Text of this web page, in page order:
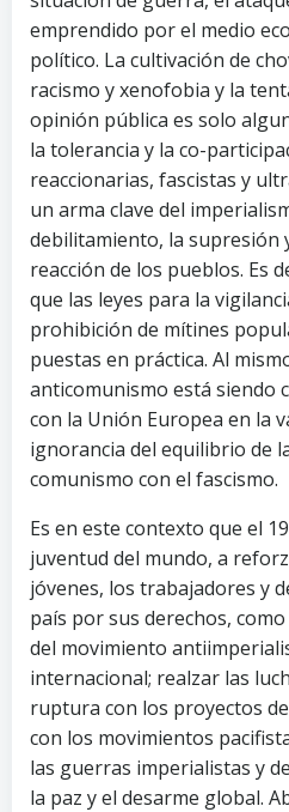
emprendido por el medio
político. La cultivación de
racismo y xenofobia y la
opinión pública es solo
la tolerancia y la co-
reaccionarias, fascistas y
un arma clave del
debilitamiento, la supresión
reacción de los pueblos. Es
que las leyes para la
prohibición de mítines
puestas en práctica. Al
anticomunismo está siendo
con la Unión Europea en la
ignorancia del equilibrio de
comunismo con el fascismo.
Es en este contexto que el
juventud del mundo, a
jóvenes, los trabajadores y
país por sus derechos,
del movimiento
internacional; realzar las
ruptura con los proyectos
con los movimientos
las guerras imperialistas y
la paz y el desarme global.